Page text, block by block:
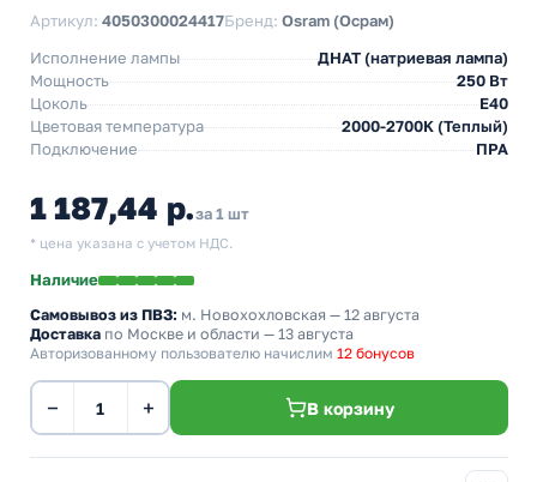
Артикул: 4050300024417Бренд: Osram (Осрам)
Исполнение лампы
ДНАТ (натриевая лампа)
Мощность
250 Вт
Цоколь
E40
Цветовая температура
2000-2700K (Теплый)
Подключение
ПРА
1 187,44 р.за 1 шт
* цена указана с учетом НДС.
Наличие
Самовывоз из ПВЗ: м. Новохохловская — 12 августа
Доставка по Москве и области — 13 августа
Авторизованному пользователю начислим 12 бонусов
− + В корзину